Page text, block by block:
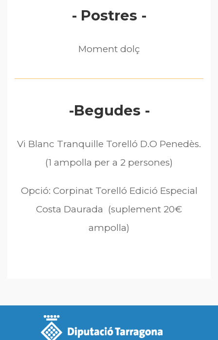
- Postres -
Moment dolç
-Begudes -
Vi Blanc Tranquille Torelló D.O Penedès.
(1 ampolla per a 2 persones)
Opció: Corpinat Torelló Edició Especial
Costa Daurada (suplement 20€
ampolla)